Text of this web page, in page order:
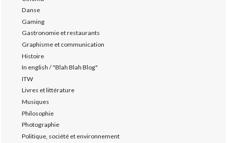
Danse
Gaming
Gastronomie et restaurants
Graphisme et communication
Histoire
In english / "Blah Blah Blog"
ITW
Livres et littérature
Musiques
Philosophie
Photographie
Politique, société et environnement